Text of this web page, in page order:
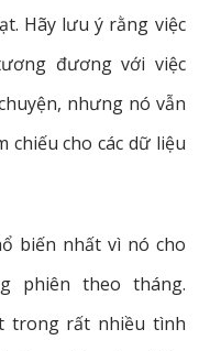
Hãy lưu ý rằng việc
đương với việc
nhưng nó vẫn
chiếu cho các dữ liệu
biến nhất vì nó cho
phiên theo tháng.
trong rất nhiều tình